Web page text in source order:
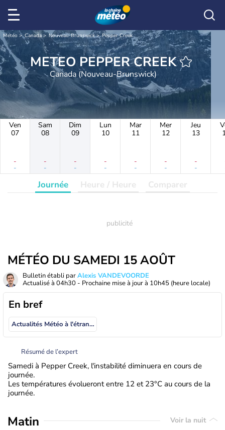
Météo Canada Nouveau-Brunswick Pepper Creek
METEO PEPPER CREEK
Canada (Nouveau-Brunswick)
Ven
07
-
-
Sam
08
-
-
Dim
09
-
-
Lun
10
-
-
Mar
11
-
-
Mer
12
-
-
Jeu
13
-
-
Journée Heure / Heure Comparer
MÉTÉO DU SAMEDI 15 AOÛT
Bulletin établi parAlexis VANDEVOORDE
Actualisé à 04h30 - Prochaine mise à jour à 10h45 (heure locale)
En bref
Actualités Météo à l'étranger
Résumé de l’expert
Samedi à Pepper Creek, l'instabilité diminuera en cours de
journée.
Les températures évolueront entre 12 et 23°C au cours de la
journée.
Matin Voir la nuit